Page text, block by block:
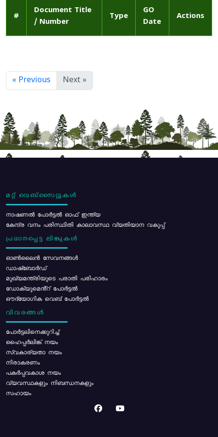
#
Document Title
/ Number
Type
GO
Date
Actions
« Previous Next »
മറ്റ് വെബ്സൈറ്റുകൾ
നാഷണൽ പോർട്ടൽ ഓഫ് ഇന്ത്യ
കേന്ദ്ര വനം പരിസ്ഥിതി കാലാവസ്ഥ വ്യതിയാന വകുപ്പ്
പ്രധാനപ്പെട്ട ലിങ്കുകൾ
ഓൺലൈൻ സേവനങ്ങൾ
ഡാഷ്ബോർഡ്
മുഖ്യമന്ത്രിയുടെ പരാതി പരിഹാരം
ഡോക്യുമെൻ്റ് പോർട്ടൽ
ഔദ്യോഗിക വെബ് പോർട്ടൽ
വിവരങ്ങൾ
പോര്‍ട്ടലിനെക്കുറിച്ച്
ഹൈപ്പർലിങ്ക് നയം
സ്വകാര്യതാ നയം
നിരാകരണം
പകർപ്പവകാശ നയം
വ്യവസ്ഥകളും നിബന്ധനകളും
സഹായം